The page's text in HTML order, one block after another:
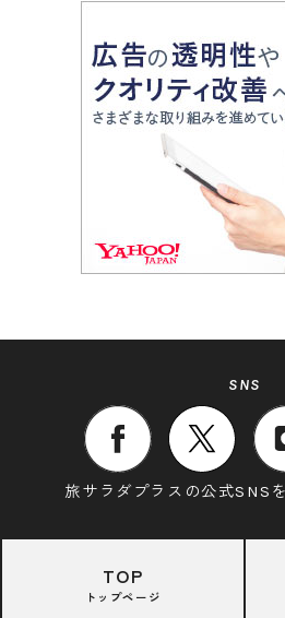
SNS
旅サラダプラスの公式SNS
TOP
トップページ